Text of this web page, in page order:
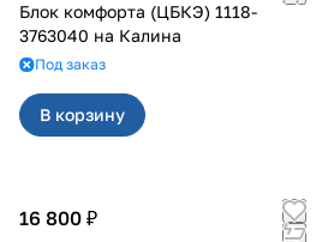
Блок комфорта (ЦБКЭ) 1118-
3763040 на Калина
Под заказ
В корзину
16 800 ₽